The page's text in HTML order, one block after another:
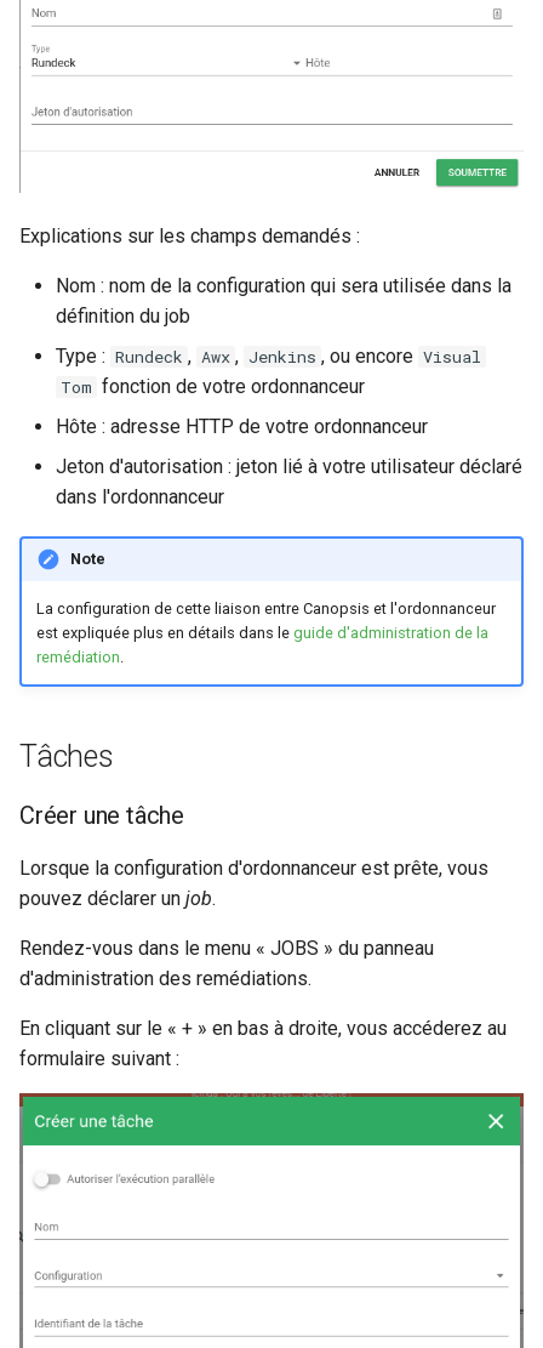
Explications sur les champs demandés :
Nom : nom de la configuration qui sera utilisée dans la
définition du job
Type : Rundeck , Awx , Jenkins , ou encore Visual
Tom fonction de votre ordonnanceur
Hôte : adresse HTTP de votre ordonnanceur
Jeton d'autorisation : jeton lié à votre utilisateur déclaré
dans l'ordonnanceur
Note
La configuration de cette liaison entre Canopsis et l'ordonnanceur
est expliquée plus en détails dans le guide d'administration de la
remédiation.
Tâches
Créer une tâche
Lorsque la configuration d'ordonnanceur est prête, vous
pouvez déclarer un job.
Rendez-vous dans le menu « JOBS » du panneau
d'administration des remédiations.
En cliquant sur le « + » en bas à droite, vous accéderez au
formulaire suivant :